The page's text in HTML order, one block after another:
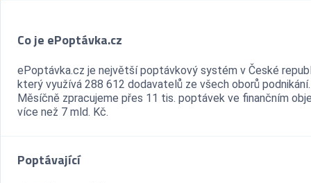
Co je ePoptávka.cz
ePoptávka.cz je největší poptávkový systém v České
který využívá 288 612 dodavatelů ze všech oborů podnikání.
Měsíčně zpracujeme přes 11 tis. poptávek ve finančním
více než 7 mld. Kč.
Poptávající